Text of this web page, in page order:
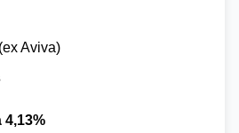
Aviva)
4,13%